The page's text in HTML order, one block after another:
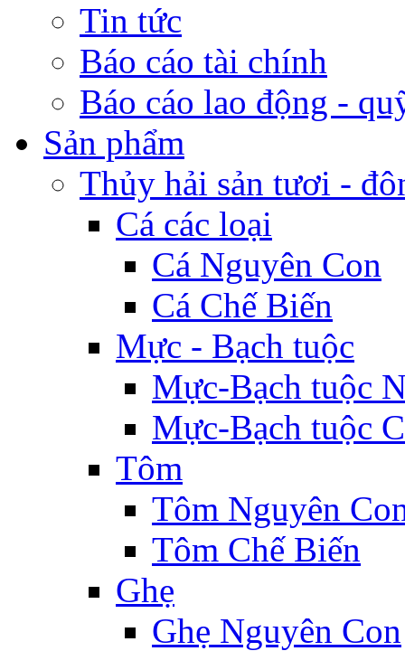
Tin tức
Báo cáo tài chính
Báo cáo lao động -
Sản phẩm
Thủy hải sản tươi -
Cá các loại
Cá Nguyên Con
Cá Chế Biến
Mực - Bạch tuộc
Mực-Bạch tuộc
Mực-Bạch tuộc
Tôm
Tôm Nguyên
Tôm Chế Biến
Ghẹ
Ghẹ Nguyên Con